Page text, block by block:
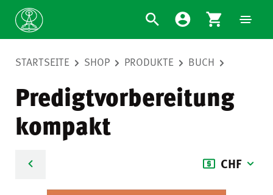
STARTSEITE SHOP PRODUKTE BUCH
Predigtvorbereitung
kompakt
CHF